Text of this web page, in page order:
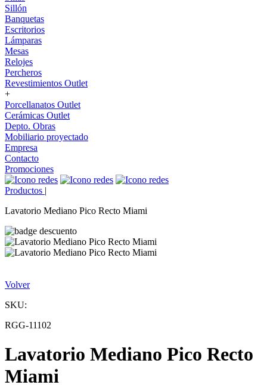
Sillón
Banquetas
Escritorios
Lámparas
Mesas
Relojes
Percheros
Revestimientos Outlet
+
Porcellanatos Outlet
Cerámicas Outlet
Depto. Obras
Mobiliario proyectado
Empresa
Contacto
Promociones
Productos |
Lavatorio Mediano Pico Recto Miami
Volver
SKU:
RGG-11102
Lavatorio Mediano Pico Recto
Miami